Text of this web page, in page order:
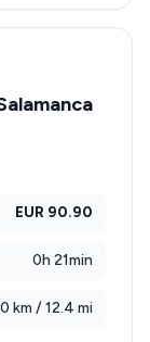
EUR 90.90
0h 21min
km / 12.4 mi